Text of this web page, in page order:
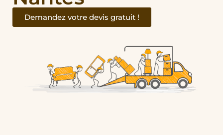
Demandez votre devis gratuit !